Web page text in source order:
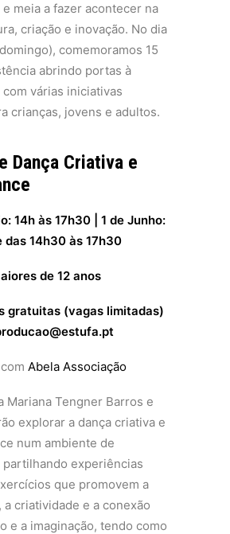
e meia a fazer acontecer na
criação e inovação. No dia
comemoramos 15
abrindo portas à
várias iniciativas
crianças, jovens e adultos.
Dança Criativa e
14h às 17h30 | 1 de Junho:
das 14h30 às 17h30
de 12 anos
gratuitas (vagas limitadas)
Abela Associação
Mariana Tengner Barros e
explorar a dança criativa e
num ambiente de
partilhando experiências
que promovem a
criatividade e a conexão
e a imaginação, tendo como